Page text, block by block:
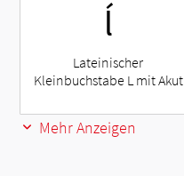
ĺ
Lateinischer
Kleinbuchstabe L mit Akut
Mehr Anzeigen